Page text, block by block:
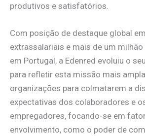
produtivos e satisfatórios.
Com posição de destaque global
extrassalariais e mais de um
em Portugal, a Edenred evoluiu o
para refletir esta missão mais
organizações para colmatarem a
expectativas dos colaboradores e
empregadores, focando-se em
envolvimento, como o poder de